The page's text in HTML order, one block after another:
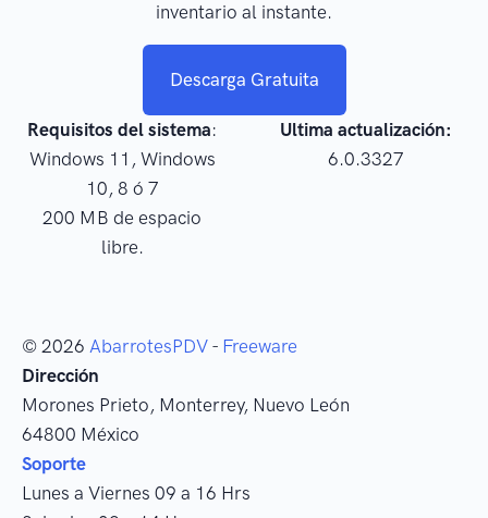
inventario al instante.
Descarga Gratuita
Requisitos del sistema:
Windows 11, Windows
10, 8 ó 7
200 MB de espacio
libre.
Ultima actualización:
6.0.3327
© 2026 AbarrotesPDV - Freeware
Dirección
Morones Prieto, Monterrey, Nuevo León
64800 México
Soporte
Lunes a Viernes 09 a 16 Hrs